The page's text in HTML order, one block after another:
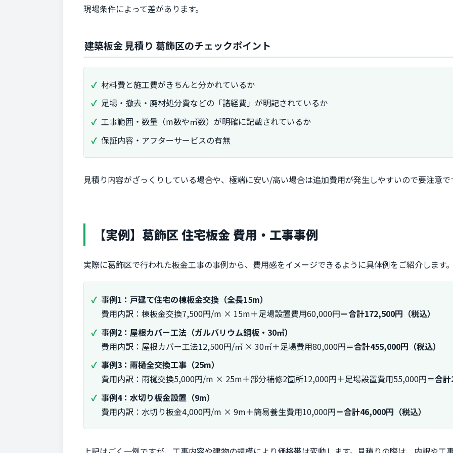
現場条件によって差があります。
建築板金 見積り 葛飾区のチェックポイント
材料費と施工費がきちんと分かれているか
足場・撤去・廃材処分費などの「諸経費」が明記されているか
工事範囲・数量（m数や㎡数）が明確に記載されているか
保証内容・アフターサービスの有無
見積り内容がざっくりしている場合や、極端に安い/高い場合は追加費用が発生しやすいので要注意で
【実例】葛飾区 住宅板金 費用・工事事例
実際に葛飾区で行われた板金工事の事例から、費用感をイメージできるように具体例をご紹介します
事例1：戸建て住宅の棟板金交換（全長15m）
費用内訳：棟板金交換7,500円/m × 15m＋足場設置費用60,000円＝合計172,500円（税込）
事例2：屋根カバー工法（ガルバリウム鋼板・30㎡）
費用内訳：屋根カバー工法12,500円/㎡ × 30㎡＋足場費用80,000円＝合計455,000円（税込）
事例3：雨樋全交換工事（25m）
費用内訳：雨樋交換5,000円/m × 25m＋部分補修2箇所12,000円＋足場設置費用55,000円＝合
事例4：水切り板金設置（9m）
費用内訳：水切り板金4,000円/m × 9m＋簡易養生費用10,000円＝合計46,000円（税込）